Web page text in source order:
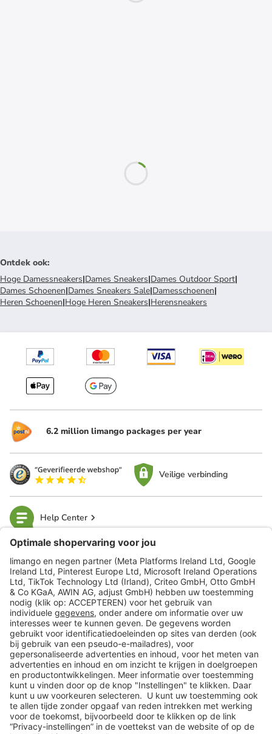
Ontdek ook:
Hoge Damessneakers|Dames Sneakers|Dames Outdoor Sport|
Dames Schoenen|Dames Sneakers Sale|Damesschoenen|
Heren Schoenen|Hoge Heren Sneakers|Herensneakers
6.2 million limango packages per year
Veilige verbinding
Help Center
limango
Veilig winkelen
Klantenservice
Shop
Acties